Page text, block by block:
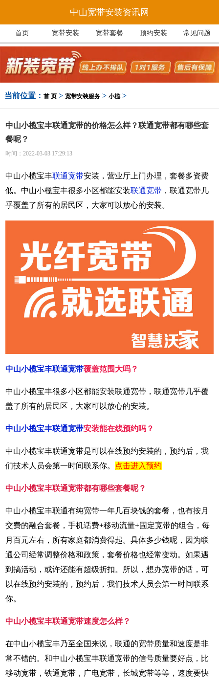
中山宽带安装资讯网
首页 宽带安装 宽带套餐 预约安装 常见问题
当前位置： 首 页> 宽带安装服务> 小榄>
中山小榄宝丰联通宽带的价格怎么样？联通宽带都有哪些套
餐呢？
时间：2022-03-03 17:29:13
中山小榄宝丰联通宽带安装，营业厅上门办理，套餐多资费
低。中山小榄宝丰很多小区都能安装联通宽带 ，联通宽带几
乎覆盖了所有的居民区，大家可以放心的安装。
中山小榄宝丰联通宽带覆盖范围大吗？
中山小榄宝丰很多小区都能安装联通宽带，联通宽带几乎覆
盖了所有的居民区，大家可以放心的安装。
中山小榄宝丰联通宽带安装能在线预约吗？
中山小榄宝丰联通宽带是可以在线预约安装的，预约后，我
们技术人员会第一时间联系你。
点击进入预约
中山小榄宝丰联通宽带都有哪些套餐呢？
中山小榄宝丰联通有纯宽带一年几百块钱的套餐，也有按月
交费的融合套餐，手机话费+移动流量+固定宽带的组合，每
月百元左右，所有家庭都消费得起。具体多少钱呢，因为联
通公司经常调整价格和政策，套餐价格也经常变动。如果遇
到搞活动，或许还能有超级折扣。所以，想办宽带的话，可
以在线预约安装的，预约后，我们技术人员会第一时间联系
你。
中山小榄宝丰联通宽带速度怎么样？
在中山小榄宝丰乃至全国来说，联通的宽带质量和速度是非
常不错的。和中山小榄宝丰联通宽带的信号质量要好点，比
移动宽带，铁通宽带，广电宽带，长城宽带等等，速度要快